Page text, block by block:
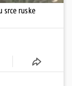
srce ruske